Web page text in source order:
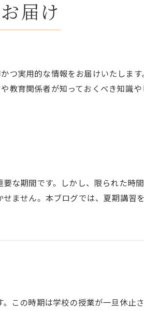
届け
つ実用的な情報をお届けいたします
教育関係者が知っておくべき知識や
な期間です。しかし、限られた時
ません。本ブログでは、夏期講習
この時期は学校の授業が一旦休止